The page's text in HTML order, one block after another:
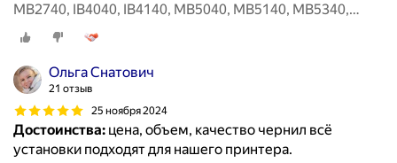
MB2740, IB4040, IB4140, MB5040, MB5140, MB5340,
MB5440, Canon PGI-1400BK, PGI-2400BK XL, 100 мл,
черные
Ольга Снатович
21 отзыв
25 ноября 2024
Достоинства: цена, объем, качество чернил всё
установки подходят для нашего принтера.